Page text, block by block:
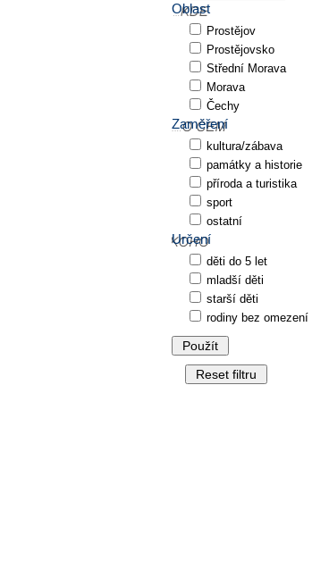
Oblast
Prostějov
Prostějovsko
Střední Morava
Morava
Čechy
Zaměření
kultura/zábava
památky a historie
příroda a turistika
sport
ostatní
Určení
děti do 5 let
mladší děti
starší děti
rodiny bez omezení